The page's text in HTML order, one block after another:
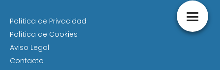
Política de Privacidad
Política de Cookies
Aviso Legal
Contacto